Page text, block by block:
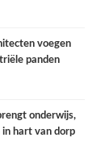
voegen
panden
onderwijs,
hart van dorp